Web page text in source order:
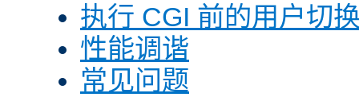
执行 CGI 前的用户切
性能调谐
常见问题